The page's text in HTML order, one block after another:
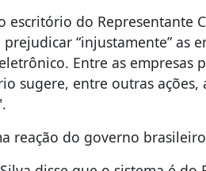
do Representante
“injustamente” as
Entre as empresas
sugere, entre outras
reação do governo